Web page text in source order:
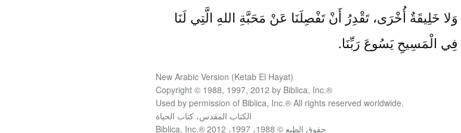
وَلا خَلِيقَةٌ أُخْرَى، تَقْدِرُ أَنْ تَفْصِلَنَا عَنْ مَحَبَّةِ اللهِ الَّتِي لَنَا
فِي الْمَسِيحِ يَسُوعَ رَبِّنَا.
New Arabic Version (Ketab El Hayat)
‪Copyright © 1988, 1997, 2012 by Biblica, Inc.®‎
Used by permission of Biblica, Inc.® A‪ll rights reserved worldwide‎. ‎
ا‫لكتاب المقدس، كتاب الحياة
ح‫قوق الطبع © 1988، 1997، 2012 Biblica, Inc.®‎